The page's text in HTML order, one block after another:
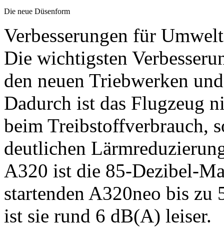
Die neue Düsenform
Verbesserungen für
Die wichtigsten
den neuen Triebwerken
Dadurch ist das Flugzeug
beim Treibstoffverbrauch,
deutlichen
A320 ist die 85-Dezibel-
startenden A320neo bis
ist sie rund 6 dB(A) leiser.